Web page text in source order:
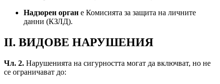
Надзорен орган е Комисията за защита на личните
данни (КЗЛД).
II. ВИДОВЕ НАРУШЕНИЯ
Чл. 2. Нарушенията на сигурността могат да включват, но не
се ограничават до: